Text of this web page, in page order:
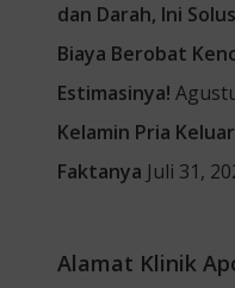
dan Darah, Ini
Biaya Berobat
Estimasinya!
Kelamin Pria
Faktanya Juli 31,
Alamat Klinik